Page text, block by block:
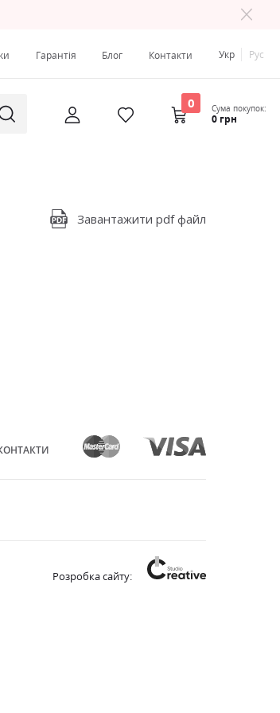
Гарантія Блог Контакти Укр Рус
0 Сума покупок:
0 грн
Завантажити pdf файл
Розробка сайту: